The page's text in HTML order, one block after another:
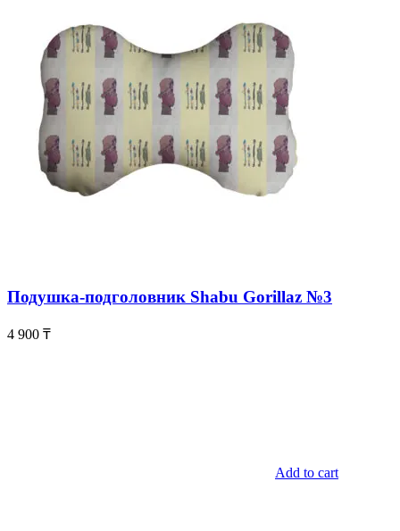
Подушка-подголовник Shabu Gorillaz №3
4 900 ₸
Add to cart